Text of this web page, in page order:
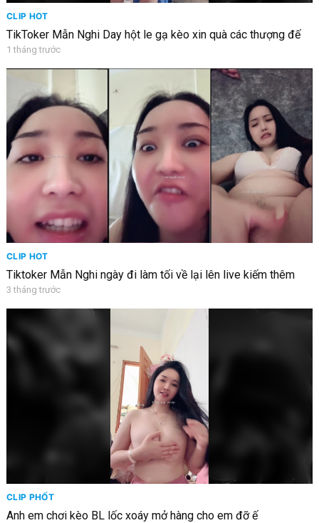
CLIP HOT
TikToker Mẫn Nghi Day hột le gạ kèo xin quà các thượng đế
1 tháng trước
CLIP HOT
Tiktoker Mẫn Nghi ngày đi làm tối về lại lên live kiếm thêm
3 tháng trước
CLIP PHỐT
Anh em chơi kèo BL lốc xoáy mở hàng cho em đỡ ế